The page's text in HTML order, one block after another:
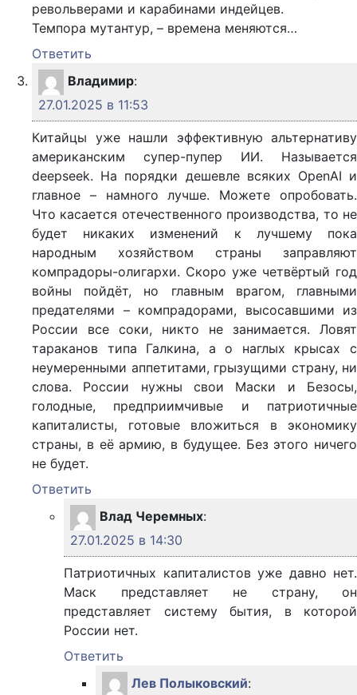
револьверами и карабинами индейцев.
Темпора мутантур, – времена меняются…
Ответить
Владимир:
27.01.2025 в 11:53
Китайцы уже нашли эффективную альтернативу
американским супер-пупер ИИ. Называется
deepseek. На порядки дешевле всяких OpenAI и
главное – намного лучше. Можете опробовать.
Что касается отечественного производства, то не
будет никаких изменений к лучшему пока
народным хозяйством страны заправляют
компрадоры-олигархи. Скоро уже четвёртый год
войны пойдёт, но главным врагом, главными
предателями – компрадорами, высосавшими из
России все соки, никто не занимается. Ловят
тараканов типа Галкина, а о наглых крысах с
неумеренными аппетитами, грызущими страну, ни
слова. России нужны свои Маски и Безосы,
голодные, предприимчивые и патриотичные
капиталисты, готовые вложиться в экономику
страны, в её армию, в будущее. Без этого ничего
не будет.
Ответить
Влад Черемных:
27.01.2025 в 14:30
Патриотичных капиталистов уже давно нет.
Маск представляет не страну, он
представляет систему бытия, в которой
России нет.
Ответить
Лев Полыковский: